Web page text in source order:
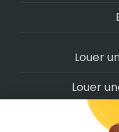
Louer
Louer
Louer